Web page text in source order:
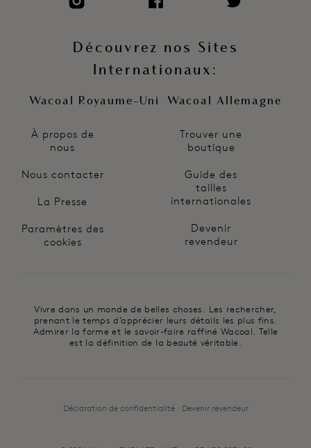
À propos de
nous
Nous contacter
La Presse
Paramètres des
cookies
Découvrez nos Sites
Internationaux:
Wacoal Royaume-Uni Wacoal Allemagne
Trouver une
boutique
Guide des
tailles
internationales
Devenir
revendeur
Vivre dans un monde de belles choses. Les rechercher,
prenant le temps d’apprécier leurs détails les plus fins.
Admirer la forme et le savoir-faire raffiné Wacoal. Telle
est la définition de la beauté véritable.
Déclaration de confidentialité Devenir revendeur